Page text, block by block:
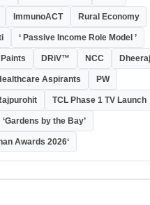
ImmunoACT Rural Economy
‘ Passive Income Role Model ’
DRiV™ NCC
Aspirants PW
TCL Phase 1 TV Launch
‘Gardens by the Bay’
Awards 2026‘